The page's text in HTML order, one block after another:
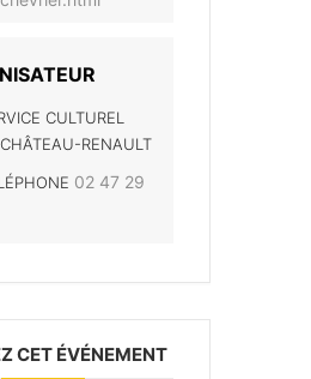
CULTUREL
RENAULT
02 47 29
CET ÉVÉNEMENT